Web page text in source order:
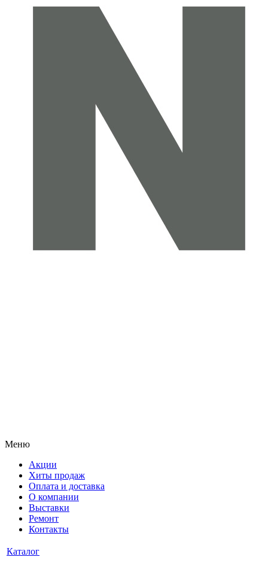
Меню
Акции
Хиты продаж
Оплата и доставка
О компании
Выставки
Ремонт
Контакты
Каталог